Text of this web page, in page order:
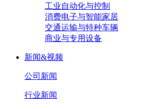
工业自动化与控制
消费电子与智能家居
交通运输与特种车辆
商业与专用设备
新闻&视频
公司新闻
行业新闻